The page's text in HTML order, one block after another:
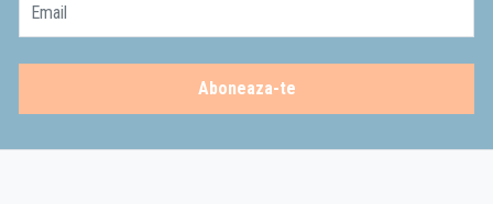
Email
Aboneaza-te